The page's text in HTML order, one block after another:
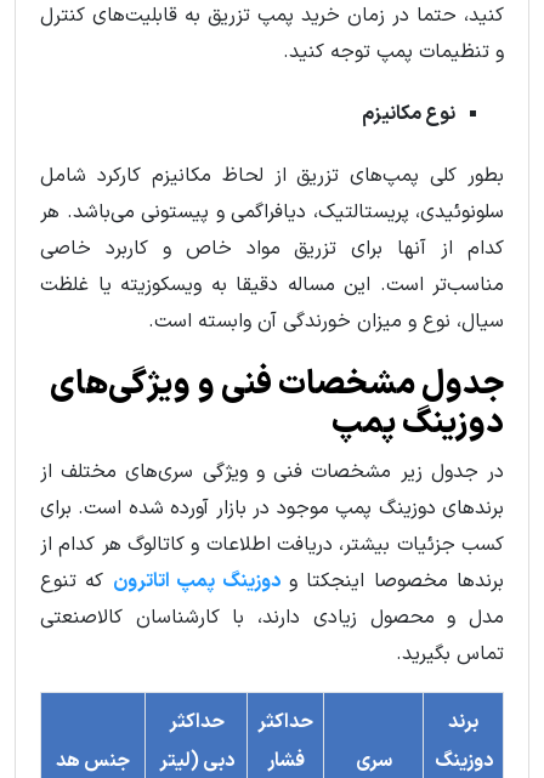
کنید، حتما در زمان خرید پمپ تزریق به قابلیت‌های کنترل
و تنظیمات پمپ توجه کنید.
نوع مکانیزم
بطور کلی پمپ‌های تزریق از لحاظ مکانیزم کارکرد شامل
سلونوئیدی، پریستالتیک، دیافراگمی و پیستونی می‌باشد. هر
کدام از آنها برای تزریق مواد خاص و کاربرد خاصی
مناسب‌تر است. این مساله دقیقا به ویسکوزیته یا غلظت
سیال، نوع و میزان خورندگی آن وابسته است.
جدول مشخصات فنی و ویژگی‌های
دوزینگ پمپ
در جدول زیر مشخصات فنی و ویژگی سری‌های مختلف از
برندهای دوزینگ پمپ موجود در بازار آورده شده است. برای
کسب جزئیات بیشتر، دریافت اطلاعات و کاتالوگ هر کدام از
برندها مخصوصا اینجکتا ودوزینگ پمپ اتاترون که تنوع
مدل و محصول زیادی دارند، با کارشناسان کالاصنعتی
تماس بگیرید.
برند
دوزینگ
سری
حداکثر
فشار
حداکثر
دبی (لیتر
جنس هد